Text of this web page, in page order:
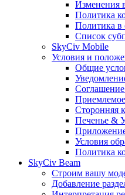
Изменения
Политика
Политика в
Список
SkyCiv Mobile
Условия и
Общие
Сторонняя
Печенье &
Условия
Политика
SkyCiv Beam
Строим вашу
Добавление